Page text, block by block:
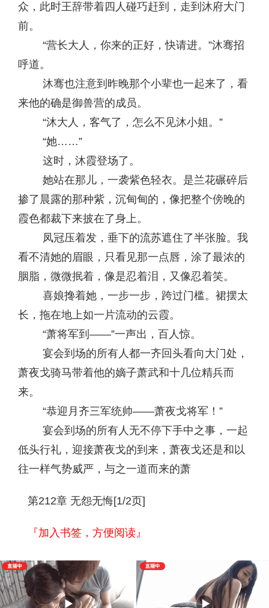
众，此时王辞带着四人碰巧赶到，走到沐府大门
前。
“营长大人，你来的正好，快请进。”沐骞招
呼道。
沐骞也注意到昨晚那个小辈也一起来了，看
来他的确是御兽营的成员。
“沐大人，客气了，怎么不见沐小姐。”
“她……”
这时，沐霞登场了。
她站在那儿，一袭紫色轻衣。是兰花碾碎后
掺了晨露的那种紫，沉甸甸的，像把整个傍晚的
霞色都裁下来披在了身上。
凤冠压着发，垂下的流苏遮住了半张脸。我
看不清她的眉眼，只看见那一点唇，涂了最浓的
胭脂，微微抿着，像是忍着泪，又像忍着笑。
喜娘搀着她，一步一步，跨过门槛。裙摆太
长，拖在地上如一片流动的云霞。
“萧将军到——”一声出，百人惊。
宴会到场的所有人都一齐回头看向大门处，
萧夜戈骑马带着他的嫡子萧武和十几位精兵而
来。
“恭迎月齐三军统帅——萧夜戈将军！”
宴会到场的所有人无不停下手中之事，一起
低头行礼，迎接萧夜戈的到来，萧夜戈还是和以
往一样气势威严，与之一道而来的萧
第212章 无怨无悔[1/2页]
『加入书签，方便阅读』